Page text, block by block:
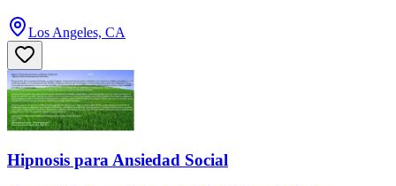
Los Angeles, CA
Hipnosis para Ansiedad Social